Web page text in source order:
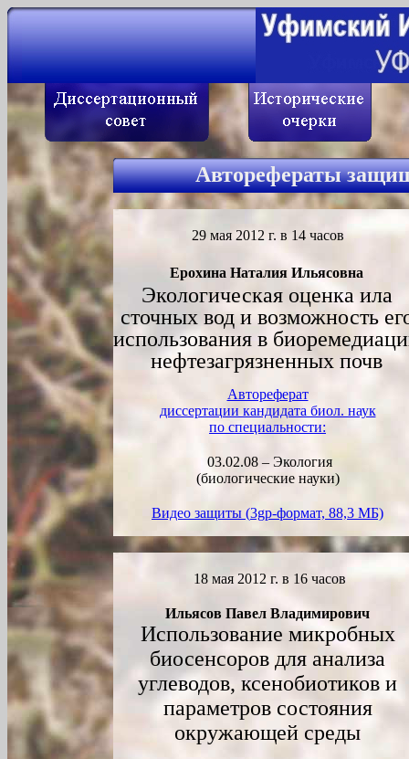
Авторефераты
29 мая 2012 г. в 14 часов
Ерохина Наталия Ильясовна
Экологическая оценка ила
сточных вод и возможность
использования в
нефтезагрязненных почв
Автореферат
диссертации кандидата биол. наук
по специальности:
03.02.08 – Экология
(биологические науки)
Видео защиты (3gp-формат, 88,3 МБ)
18 мая 2012 г. в 16 часов
Ильясов Павел Владимирович
Использование микробных
биосенсоров для анализа
углеводов, ксенобиотиков и
параметров состояния
окружающей среды